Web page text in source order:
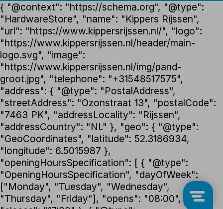
{ "@context": "https://schema.org", "@type":
"HardwareStore", "name": "Kippers Rijssen",
"url": "https://www.kippersrijssen.nl/", "logo":
"https://www.kippersrijssen.nl/header/main-
logo.svg", "image":
"https://www.kippersrijssen.nl/img/pand-
groot.jpg", "telephone": "+31548517575",
"address": { "@type": "PostalAddress",
"streetAddress": "Ozonstraat 13", "postalCode":
"7463 PK", "addressLocality": "Rijssen",
"addressCountry": "NL" }, "geo": { "@type":
"GeoCoordinates", "latitude": 52.3186934,
"longitude": 6.5015987 },
"openingHoursSpecification": [ { "@type":
"OpeningHoursSpecification", "dayOfWeek":
["Monday", "Tuesday", "Wednesday",
"Thursday", "Friday"], "opens": "08:00",